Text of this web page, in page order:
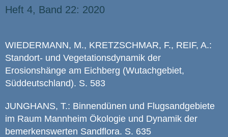
Heft 4, Band 22: 2020
WIEDERMANN, M., KRETZSCHMAR, F., REIF, A.:
Standort- und Vegetationsdynamik der
Erosionshänge am Eichberg (Wutachgebiet,
Süddeutschland). S. 583
JUNGHANS, T.: Binnendünen und Flugsandgebiete
im Raum Mannheim Ökologie und Dynamik der
bemerkenswerten Sandflora. S. 635